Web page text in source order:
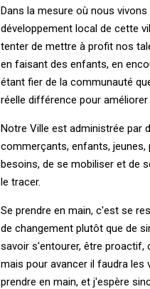
Dans la mesure où nous
développement local de cette
tenter de mettre à profit nos
en faisant des enfants, en
étant fier de la communauté
réelle différence pour
Notre Ville est administrée par
commerçants, enfants, jeunes,
besoins, de se mobiliser et de
le tracer.
Se prendre en main, c'est se
de changement plutôt que de
savoir s'entourer, être proactif,
mais pour avancer il faudra
prendre en main, et j'espère